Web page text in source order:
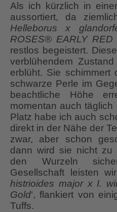
Als ich kürzlich in
aussortiert, da
Helleborus x
ROSES® EARLY RED
restlos begeistert.
verblühendem
erblüht. Sie schimmert
schwarze Perle im
beachtliche Höhe
momentan auch
Platz habe ich auch
direkt in der Nähe der
zwar, aber schon
dann wird sie nicht zu
den Wurzeln
Gesellschaft leisten
histrioides major x I.
Gold‘, flankiert von
Tuffs.